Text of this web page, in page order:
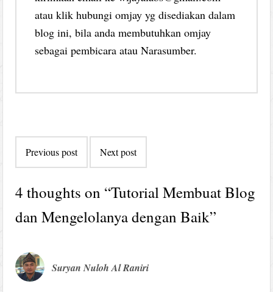
atau klik hubungi omjay yg disediakan dalam
blog ini, bila anda membutuhkan omjay
sebagai pembicara atau Narasumber.
navigation
Previous post Next post
4 thoughts on “Tutorial Membuat Blog
dan Mengelolanya dengan Baik”
Suryan Nuloh Al Raniri